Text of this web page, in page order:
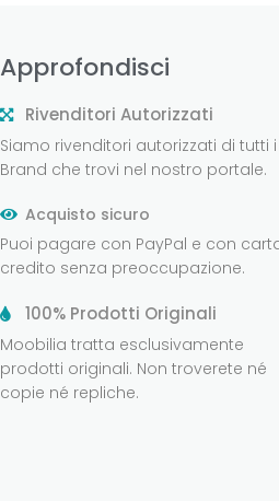
Approfondisci
Rivenditori Autorizzati
Siamo rivenditori autorizzati di tutti i
Brand che trovi nel nostro portale.
Acquisto sicuro
Puoi pagare con PayPal e con
credito senza preoccupazione.
100% Prodotti Originali
Moobilia tratta esclusivamente
prodotti originali. Non troverete né
copie né repliche.